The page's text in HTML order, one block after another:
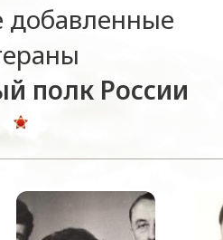
добавленные
полк России